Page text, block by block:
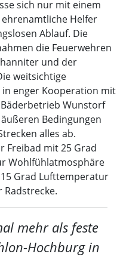
sich nur mit einem
Helfer
Ablauf. Die
die Feuerwehren
und der
weitsichtige
enger Kooperation mit
Wunstorf
Bedingungen
alles ab.
Freibad mit 25 Grad
Wohlfühlatmosphäre
Grad Lufttemperatur
mehr als feste
Hochburg in